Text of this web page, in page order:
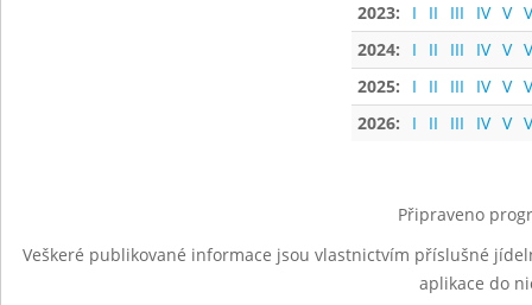
2023:
I II III IV V
2024:
I II III IV V
2025:
I II III IV V
2026:
I II III IV V
Připraveno
Veškeré publikované informace jsou vlastnictvím příslušné
aplikace do